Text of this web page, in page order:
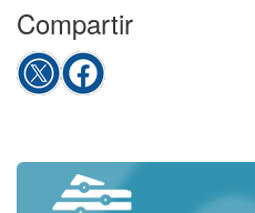
Compartir